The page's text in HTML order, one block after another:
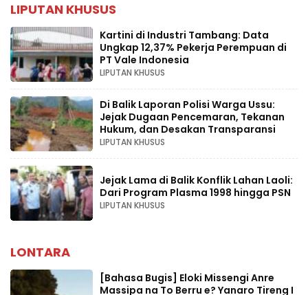
LIPUTAN KHUSUS
Kartini di Industri Tambang: Data
Ungkap 12,37% Pekerja Perempuan di
PT Vale Indonesia
LIPUTAN KHUSUS
Di Balik Laporan Polisi Warga Ussu:
Jejak Dugaan Pencemaran, Tekanan
Hukum, dan Desakan Transparansi
LIPUTAN KHUSUS
Jejak Lama di Balik Konflik Lahan Laoli:
Dari Program Plasma 1998 hingga PSN
LIPUTAN KHUSUS
LONTARA
[Bahasa Bugis] ‎Eloki Missengi Anre
Massipa na To Berru e? Yanaro Tireng I